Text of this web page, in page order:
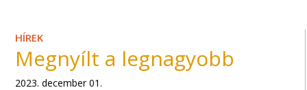
HÍREK
Megnyílt a legnagyobb
2023. december 01.